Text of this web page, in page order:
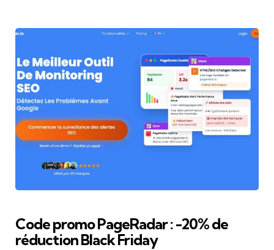
Code promo PageRadar : -20% de
réduction Black Friday